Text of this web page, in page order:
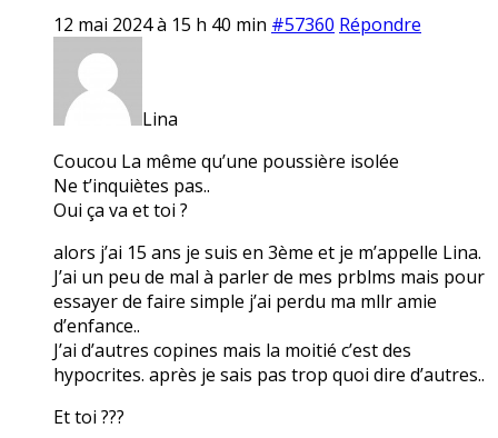
12 mai 2024 à 15 h 40 min #57360 Répondre
Lina
Coucou La même qu’une poussière isolée
Ne t’inquiètes pas..
Oui ça va et toi ?
alors j’ai 15 ans je suis en 3ème et je m’appelle Lina.
J’ai un peu de mal à parler de mes prblms mais pour
essayer de faire simple j’ai perdu ma mllr amie
d’enfance..
J’ai d’autres copines mais la moitié c’est des
hypocrites. après je sais pas trop quoi dire d’autres..
Et toi ???